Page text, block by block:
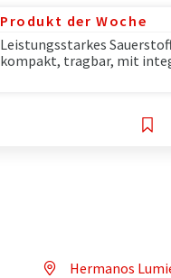
Produkt der Woche
Leistungsstarkes
kompakt, tragbar, mit
Hermanos